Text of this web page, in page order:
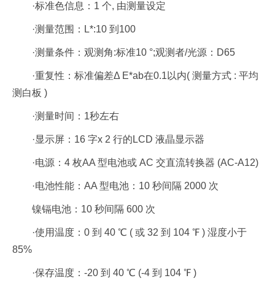
·标准色信息：1 个, 由测量设定
·测量范围：L*:10 到100
·测量条件：观测角:标准10 °;观测者/光源：D65
·重复性：标准偏差Δ E*ab在0.1以内( 测量方式 : 平均
测白板 )
·测量时间：1秒左右
·显示屏：16 字x 2 行的LCD 液晶显示器
·电源：4 枚AA 型电池或 AC 交直流转换器 (AC-A12)
·电池性能：AA 型电池：10 秒间隔 2000 次
镍镉电池：10 秒间隔 600 次
·使用温度：0 到 40 ℃ ( 或 32 到 104 ℉ ) 湿度小于
85%
·保存温度：-20 到 40 ℃ (-4 到 104 ℉ )